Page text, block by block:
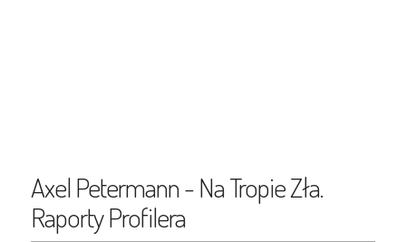
Axel Petermann - Na Tropie Zła.
Raporty Profilera